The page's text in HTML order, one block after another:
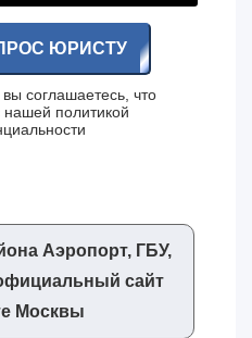
ЮРИСТУ
соглашаетесь, что
нашей политикой
Аэропорт, ГБУ,
сайт
Москвы